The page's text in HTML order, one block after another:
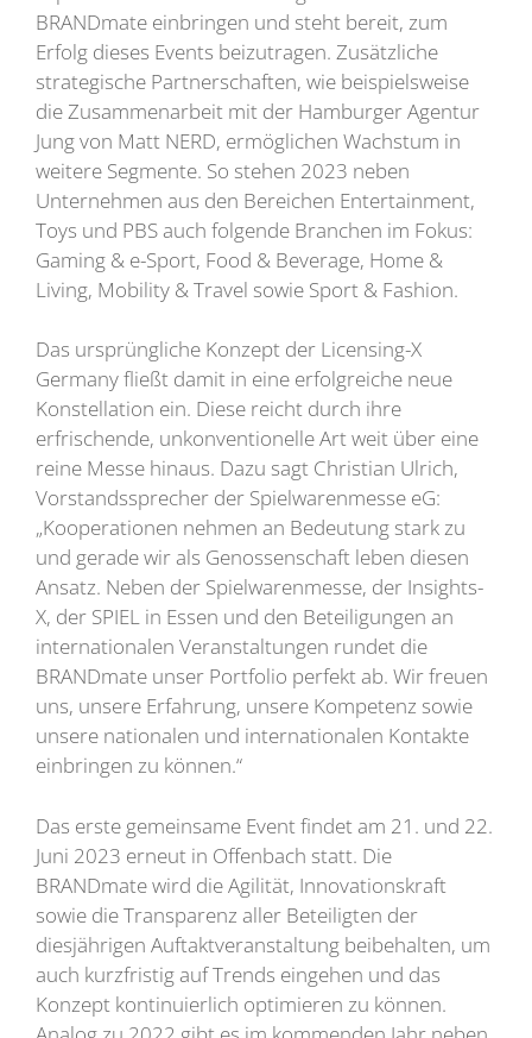
BRANDmate einbringen und steht bereit, zum
Erfolg dieses Events beizutragen. Zusätzliche
strategische Partnerschaften, wie beispielsweise
die Zusammenarbeit mit der Hamburger Agentur
Jung von Matt NERD, ermöglichen Wachstum in
weitere Segmente. So stehen 2023 neben
Unternehmen aus den Bereichen Entertainment,
Toys und PBS auch folgende Branchen im Fokus:
Gaming & e-Sport, Food & Beverage, Home &
Living, Mobility & Travel sowie Sport & Fashion.
Das ursprüngliche Konzept der Licensing-X
Germany fließt damit in eine erfolgreiche neue
Konstellation ein. Diese reicht durch ihre
erfrischende, unkonventionelle Art weit über eine
reine Messe hinaus. Dazu sagt Christian Ulrich,
Vorstandssprecher der Spielwarenmesse eG:
„Kooperationen nehmen an Bedeutung stark zu
und gerade wir als Genossenschaft leben diesen
Ansatz. Neben der Spielwarenmesse, der Insights-
X, der SPIEL in Essen und den Beteiligungen an
internationalen Veranstaltungen rundet die
BRANDmate unser Portfolio perfekt ab. Wir freuen
uns, unsere Erfahrung, unsere Kompetenz sowie
unsere nationalen und internationalen Kontakte
einbringen zu können.“
Das erste gemeinsame Event findet am 21. und 22.
Juni 2023 erneut in Offenbach statt. Die
BRANDmate wird die Agilität, Innovationskraft
sowie die Transparenz aller Beteiligten der
diesjährigen Auftaktveranstaltung beibehalten, um
auch kurzfristig auf Trends eingehen und das
Konzept kontinuierlich optimieren zu können.